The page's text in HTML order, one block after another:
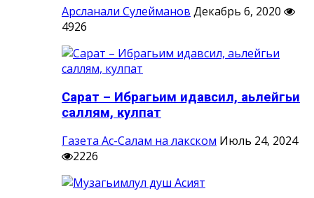
Арсланали Сулейманов Декабрь 6, 2020
4926
Сарат – Ибрагьим идавсил, аьлейгьи
саллям, кулпат
Газета Ас-Салам на лакском Июль 24, 2024
2226